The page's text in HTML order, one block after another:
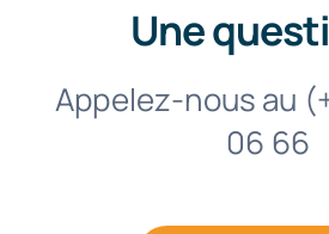
Une
Appelez-nous au
06 66